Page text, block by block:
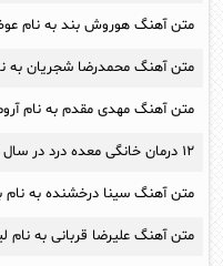
متن آهنگ هوروش بند به نام
متن آهنگ محمدرضا شجریان به
متن آهنگ مهدی مقدم به نام
۱۲ درمان خانگی معده درد در سال ۲۰۲۲ با تمام نکات
متن آهنگ سینا درخشنده به نام
متن آهنگ علیرضا قربانی به نام